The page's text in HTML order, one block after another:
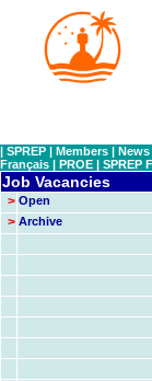
| SPREP | Members | News
Français | PROE | SPREP
Job Vacancies
> Open
> Archive